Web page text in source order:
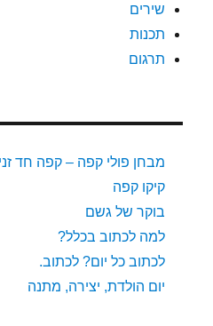
שירים
תכנות
תרגום
מבחן פולי קפה – קפה חד
קיקו קפה
בוקר של גשם
למה לכתוב בכלל?
לכתוב כל יום? לכתוב.
יום הולדת, יצירה, מתנה